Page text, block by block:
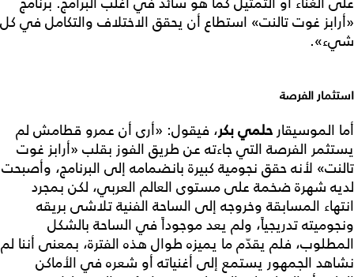
«أرابز غوت تالنت» استطاع أن يحقق الاختلاف والتكامل في كل
شيء».
استثمار الفرصة
أما الموسيقارحلمي بكر، فيقول: «أرى أن عمرو قطامش لم
يستثمر الفرصة التي جاءته عن طريق الفوز بقلب «أرابز غوت
تالنت» لأنه حقق نجومية كبيرة بانضمامه إلى البرنامج، وأصبحت
لديه شهرة ضخمة على مستوى العالم العربي، لكن بمجرد
انتهاء المسابقة وخروجه إلى الساحة الفنية تلاشى بريقه
ونجوميته تدريجياً، ولم يعد موجوداً في الساحة بالشكل
المطلوب، فلم يقدّم ما يميزه طوال هذه الفترة، بمعنى أننا لم
نشاهد الجمهور يستمع إلى أغنياته أو شعره في الأماكن